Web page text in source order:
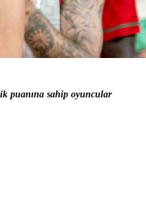
puanına sahip oyuncular